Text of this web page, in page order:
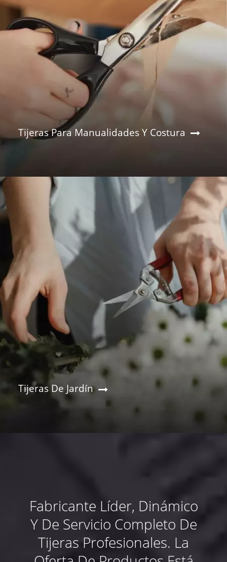
Tijeras Para Manualidades Y Costura
Tijeras De Jardín
Fabricante Líder, Dinámico
Y De Servicio Completo De
Tijeras Profesionales. La